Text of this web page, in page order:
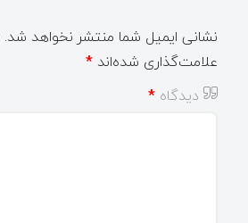
نشانی ایمیل شما منتشر نخواهد شد.
علامت‌گذاری شده‌اند *
دیدگاه *